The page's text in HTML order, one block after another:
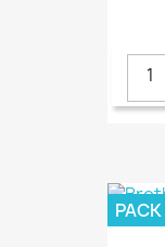
PACK